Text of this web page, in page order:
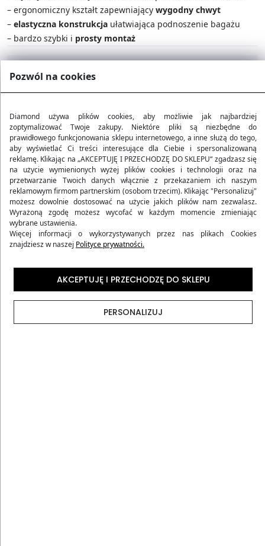
– ergonomiczny kształt zapewniający wygodny chwyt
– elastyczna konstrukcja ułatwiająca podnoszenie bagażu
– bardzo szybki i prosty montaż
Polska Marka
30 dni na zwrot
Opis i parametry produktu
Opinie
Metody dostawy
Najczęściej zadawane pytania
Pozwól na cookies
Diamond używa plików cookies, aby możliwie jak najbardziej
zoptymalizować Twoje zakupy. Niektóre pliki są niezbędne do
prawidłowego funkcjonowania sklepu internetowego, a inne służą do tego,
aby wyświetlać Ci treści interesujące dla Ciebie i spersonalizowaną
reklamę. Klikając na „AKCEPTUJĘ I PRZECHODZĘ DO SKLEPU“ zgadzasz się
na użycie wymienionych wyżej plików cookies i technologii oraz na
przetwarzanie Twoich danych włącznie z przekazaniem ich naszym
reklamowym firmom partnerskim (osobom trzecim). Klikając "Personalizuj"
możesz dowolnie dostosować na użycie jakich plików nam zezwalasz.
Wyrażoną zgodę możesz wycofać w każdym momencie zmieniając
wybrane ustawienia.
Więcej informacji o wykorzystywanych przez nas plikach Cookies
znajdziesz w naszej Polityce prywatności.
AKCEPTUJĘ I PRZECHODZĘ DO SKLEPU
PERSONALIZUJ